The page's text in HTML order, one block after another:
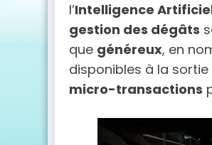
l’Intelligence
gestion des dégâts
que généreux, en
disponibles à la
micro-transactions